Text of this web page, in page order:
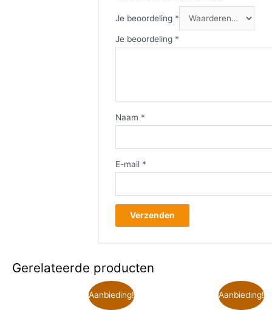
Je beoordeling *
Je beoordeling *
Naam *
E-mail *
Gerelateerde producten
Aanbieding! Aanbieding!